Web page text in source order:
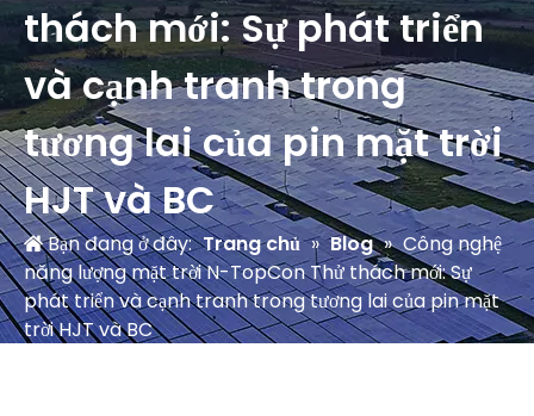
thách mới: Sự phát triển
và cạnh tranh trong
tương lai của pin mặt trời
HJT và BC
Bạn đang ở đây: Trang chủ » Blog » Công nghệ
năng lượng mặt trời N-TopCon Thử thách mới: Sự
phát triển và cạnh tranh trong tương lai của pin mặt
trời HJT và BC